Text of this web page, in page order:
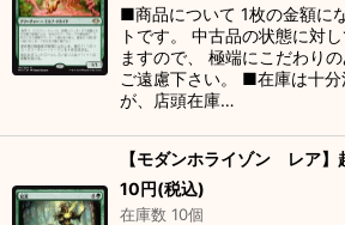
■商品について 1枚の金額に
トです。 中古品の状態に対
ますので、 極端にこだわり
ご遠慮下さい。 ■在庫は十
が、店頭在庫…
【モダンホライゾン レア
10円(税込)
在庫数 10個